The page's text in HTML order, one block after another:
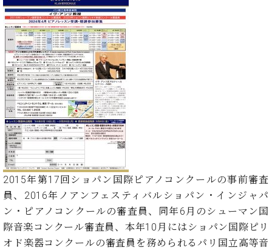
C.
ベ
ヒ
シ
ュ
タ
イ
ン
コ
ン
ー
ト
/
C.
ベ
ヒ
シ
ベ
ヒ
シ
ュ
タ
イ
ン・
ジ
ャ
パ
ン
の
取
り
組
ピ
の
声
ベ
ヒ
シ
ュ
タ
イ
ン
の
音
色
シ
ュ
ス・
イ
ベ
ン
ト
プ
レ
ス
リ
リ
ー
ス
(お
知
ら
せ・
メ
デ
ィ
ア
正
規
デ
ィ
ー
ラ
取
扱
店
く
の
直
営
店
舗
ま
で
オンライン試弾
メルマガ登録
趣
味
か
ら
本
格
イ
ン・
ジ
ャ
パ
ン
ブ
ロ
グ
2015年第17回ショパン国際ピアノコンクールの事前審査
員、2016年ノアンフェスティバルショパン・インジャパ
ン・ピアノコンクールの審査員、同年6月のシューマン国
際音楽コンクール審査員、本年10月にはショパン国際ピリ
オド楽器コンクールの審査員を務められるパリ国立高等音